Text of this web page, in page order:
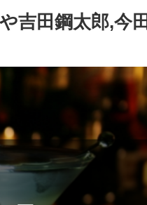
吉田鋼太郎,今田